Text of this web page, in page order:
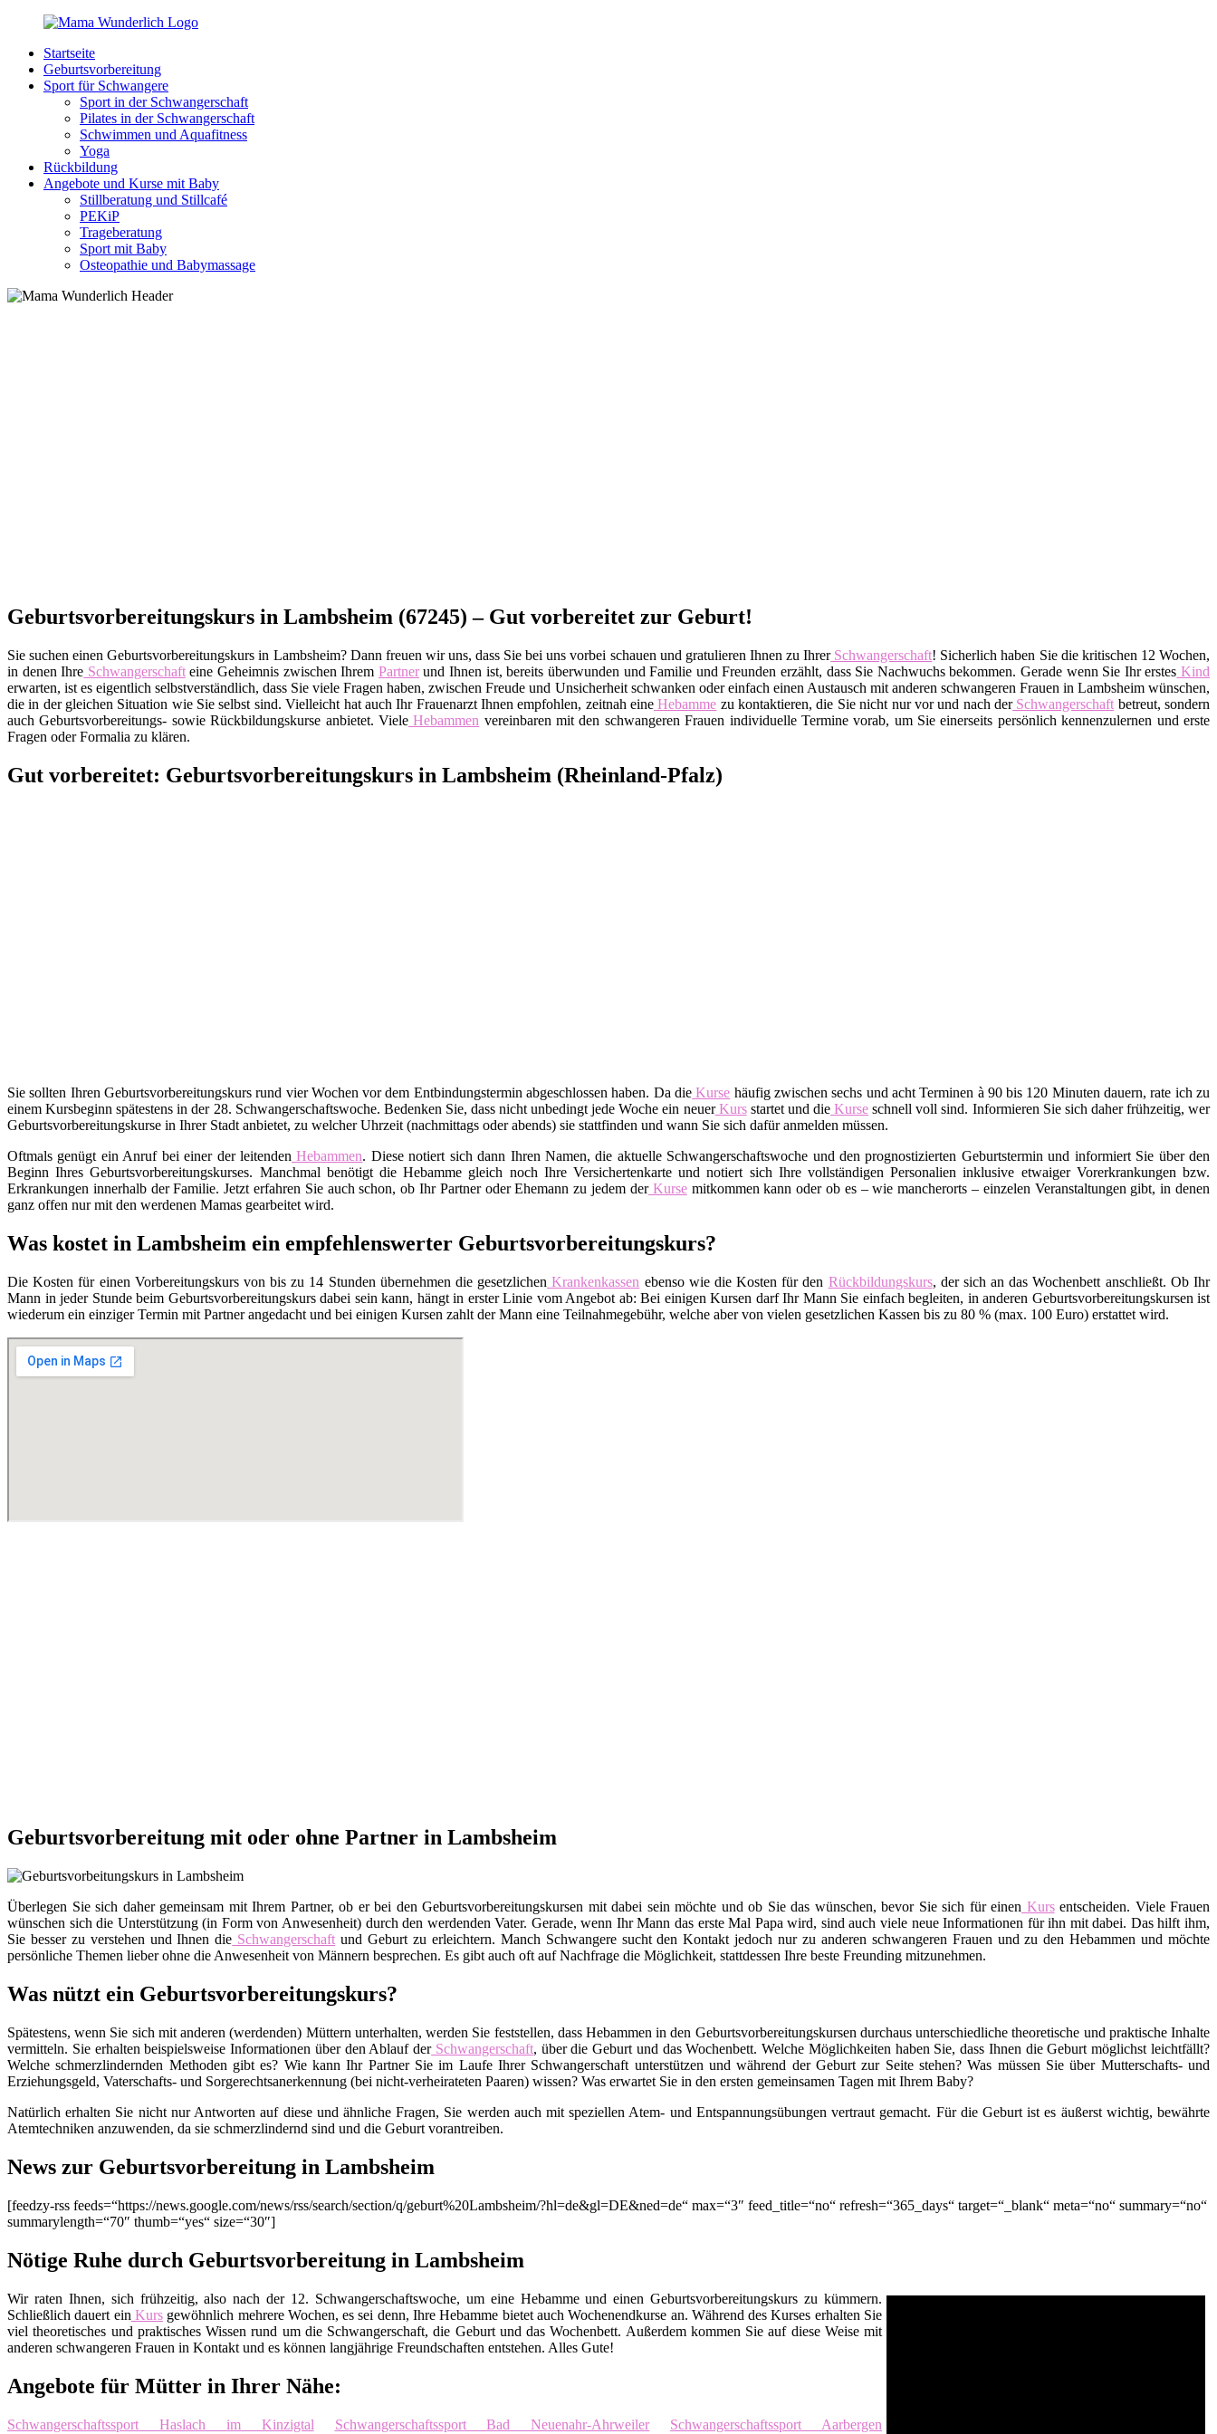
Zurück
Inhalt
MamaWunderlich.de
Mutti
sein
wunderbar!
Startseite
Geburtsvorbereitung
Sport für Schwangere
Sport in der Schwangerschaft
Pilates in der Schwangerschaft
Schwimmen und Aquafitness
Yoga
Rückbildung
Angebote und Kurse mit Baby
Stillberatung und Stillcafé
PEKiP
Trageberatung
Sport mit Baby
Osteopathie und Babymassage
Geburtsvorbereitungskurs in Lambsheim (67245) – Gut vorbereitet zur Geburt!
Sie suchen einen Geburtsvorbereitungskurs in Lambsheim? Dann freuen wir uns, dass Sie bei uns vorbei schauen und gratulieren Ihnen zu IhrerSchwangerschaft! Sicherlich haben Sie die kritischen 12 Wochen,
in denen Ihre Schwangerschafteine Geheimnis zwischen Ihrem Partnerund Ihnen ist, bereits überwunden und Familie und Freunden erzählt, dass Sie Nachwuchs bekommen. Gerade wenn Sie Ihr erstes Kind
erwarten, ist es eigentlich selbstverständlich, dass Sie viele Fragen haben, zwischen Freude und Unsicherheit schwanken oder einfach einen Austausch mit anderen schwangeren Frauen in Lambsheim wünschen,
die in der gleichen Situation wie Sie selbst sind. Vielleicht hat auch Ihr Frauenarzt Ihnen empfohlen, zeitnah eine Hebamme zu kontaktieren, die Sie nicht nur vor und nach derSchwangerschaft betreut, sondern
auch Geburtsvorbereitungs- sowie Rückbildungskurse anbietet. VieleHebammen vereinbaren mit den schwangeren Frauen individuelle Termine vorab, um Sie einerseits persönlich kennenzulernen und erste
Fragen oder Formalia zu klären.
Gut vorbereitet: Geburtsvorbereitungskurs in Lambsheim (Rheinland-Pfalz)
Sie sollten Ihren Geburtsvorbereitungskurs rund vier Wochen vor dem Entbindungstermin abgeschlossen haben. Da die Kurse häufig zwischen sechs und acht Terminen à 90 bis 120 Minuten dauern, rate ich zu
einem Kursbeginn spätestens in der 28. Schwangerschaftswoche. Bedenken Sie, dass nicht unbedingt jede Woche ein neuerKursstartet und dieKurse schnell voll sind. Informieren Sie sich daher frühzeitig, wer
Geburtsvorbereitungskurse in Ihrer Stadt anbietet, zu welcher Uhrzeit (nachmittags oder abends) sie stattfinden und wann Sie sich dafür anmelden müssen.
Oftmals genügt ein Anruf bei einer der leitenden Hebammen. Diese notiert sich dann Ihren Namen, die aktuelle Schwangerschaftswoche und den prognostizierten Geburtstermin und informiert Sie über den
Beginn Ihres Geburtsvorbereitungskurses. Manchmal benötigt die Hebamme gleich noch Ihre Versichertenkarte und notiert sich Ihre vollständigen Personalien inklusive etwaiger Vorerkrankungen bzw.
Erkrankungen innerhalb der Familie. Jetzt erfahren Sie auch schon, ob Ihr Partner oder Ehemann zu jedem derKursemitkommen kann oder ob es – wie mancherorts – einzelen Veranstaltungen gibt, in denen
ganz offen nur mit den werdenen Mamas gearbeitet wird.
Was kostet in Lambsheim ein empfehlenswerter Geburtsvorbereitungskurs?
Die Kosten für einen Vorbereitungskurs von bis zu 14 Stunden übernehmen die gesetzlichen Krankenkassen ebenso wie die Kosten für den Rückbildungskurs, der sich an das Wochenbett anschließt. Ob Ihr
Mann in jeder Stunde beim Geburtsvorbereitungskurs dabei sein kann, hängt in erster Linie vom Angebot ab: Bei einigen Kursen darf Ihr Mann Sie einfach begleiten, in anderen Geburtsvorbereitungskursen ist
wiederum ein einziger Termin mit Partner angedacht und bei einigen Kursen zahlt der Mann eine Teilnahmegebühr, welche aber von vielen gesetzlichen Kassen bis zu 80 % (max. 100 Euro) erstattet wird.
Geburtsvorbereitung mit oder ohne Partner in Lambsheim
Überlegen Sie sich daher gemeinsam mit Ihrem Partner, ob er bei den Geburtsvorbereitungskursen mit dabei sein möchte und ob Sie das wünschen, bevor Sie sich für einen Kursentscheiden. Viele Frauen
wünschen sich die Unterstützung (in Form von Anwesenheit) durch den werdenden Vater. Gerade, wenn Ihr Mann das erste Mal Papa wird, sind auch viele neue Informationen für ihn mit dabei. Das hilft ihm,
Sie besser zu verstehen und Ihnen die Schwangerschaft und Geburt zu erleichtern. Manch Schwangere sucht den Kontakt jedoch nur zu anderen schwangeren Frauen und zu den Hebammen und möchte
persönliche Themen lieber ohne die Anwesenheit von Männern besprechen. Es gibt auch oft auf Nachfrage die Möglichkeit, stattdessen Ihre beste Freunding mitzunehmen.
Was nützt ein Geburtsvorbereitungskurs?
Spätestens, wenn Sie sich mit anderen (werdenden) Müttern unterhalten, werden Sie feststellen, dass Hebammen in den Geburtsvorbereitungskursen durchaus unterschiedliche theoretische und praktische Inhalte
vermitteln. Sie erhalten beispielsweise Informationen über den Ablauf derSchwangerschaft, über die Geburt und das Wochenbett. Welche Möglichkeiten haben Sie, dass Ihnen die Geburt möglichst leichtfällt?
Welche schmerzlindernden Methoden gibt es? Wie kann Ihr Partner Sie im Laufe Ihrer Schwangerschaft unterstützen und während der Geburt zur Seite stehen? Was müssen Sie über Mutterschafts- und
Erziehungsgeld, Vaterschafts- und Sorgerechtsanerkennung (bei nicht-verheirateten Paaren) wissen? Was erwartet Sie in den ersten gemeinsamen Tagen mit Ihrem Baby?
Natürlich erhalten Sie nicht nur Antworten auf diese und ähnliche Fragen, Sie werden auch mit speziellen Atem- und Entspannungsübungen vertraut gemacht. Für die Geburt ist es äußerst wichtig, bewährte
Atemtechniken anzuwenden, da sie schmerzlindernd sind und die Geburt vorantreiben.
News zur Geburtsvorbereitung in Lambsheim
[feedzy-rss feeds=“https://news.google.com/news/rss/search/section/q/geburt%20Lambsheim/?hl=de&gl=DE&ned=de“ max=“3″ feed_title=“no“ refresh=“365_days“ target=“_blank“ meta=“no“ summary=“no“
summarylength=“70″ thumb=“yes“ size=“30″]
Nötige Ruhe durch Geburtsvorbereitung in Lambsheim
Wir raten Ihnen, sich frühzeitig, also nach der 12. Schwangerschaftswoche, um eine Hebamme und einen Geburtsvorbereitungskurs zu kümmern.
Schließlich dauert ein Kursgewöhnlich mehrere Wochen, es sei denn, Ihre Hebamme bietet auch Wochenendkurse an. Während des Kurses erhalten Sie
viel theoretisches und praktisches Wissen rund um die Schwangerschaft, die Geburt und das Wochenbett. Außerdem kommen Sie auf diese Weise mit
anderen schwangeren Frauen in Kontakt und es können langjährige Freundschaften entstehen. Alles Gute!
Angebote für Mütter in Ihrer Nähe:
Schwangerschaftssport Haslach im Kinzigtal Schwangerschaftssport Bad Neuenahr-Ahrweiler
Schwangerschaftssport Aarbergen